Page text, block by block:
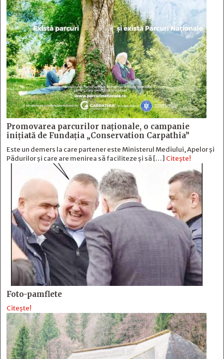
Promovarea parcurilor naționale, o campanie
inițiată de Fundația „Conservation Carpathia”
Este un demers la care partener este Ministerul Mediului, Apelor și
Pădurilor și care are menirea să faciliteze și să […] Citește!
Foto-pamflete
Citește!